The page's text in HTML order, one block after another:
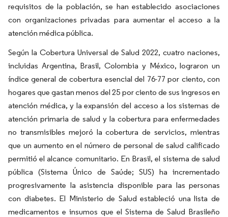
requisitos de la población, se han establecido asociaciones
con organizaciones privadas para aumentar el acceso a la
atención médica pública.
Según la Cobertura Universal de Salud 2022, cuatro naciones,
incluidas Argentina, Brasil, Colombia y México, lograron un
índice general de cobertura esencial del 76-77 por ciento, con
hogares que gastan menos del 25 por ciento de sus ingresos en
atención médica, y la expansión del acceso a los sistemas de
atención primaria de salud y la cobertura para enfermedades
no transmisibles mejoró la cobertura de servicios, mientras
que un aumento en el número de personal de salud calificado
permitió el alcance comunitario. En Brasil, el sistema de salud
pública (Sistema Único de Saúde; SUS) ha incrementado
progresivamente la asistencia disponible para las personas
con diabetes. El Ministerio de Salud estableció una lista de
medicamentos e insumos que el Sistema de Salud Brasileño